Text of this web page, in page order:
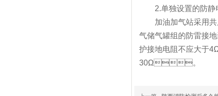
2.单独设置的防
加油加气站采用共
气储气罐组的防雷接地
护接地电阻不应大于4Ω;
30Ω。